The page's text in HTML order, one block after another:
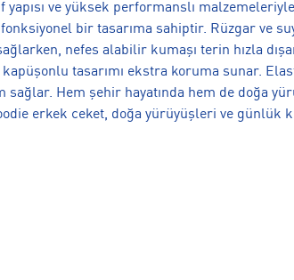
ve yüksek performanslı
bir tasarıma sahiptir. Rüzgar ve
nefes alabilir kumaşı terin hızla
tasarımı ekstra koruma sunar.
Hem şehir hayatında hem de doğa
erkek ceket, doğa yürüyüşleri ve günlük